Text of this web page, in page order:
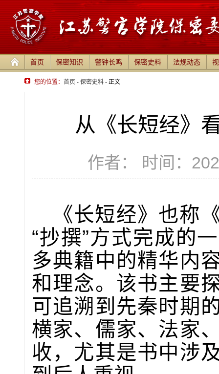
首页 保密知识 警钟长鸣 保密史料 法规动态
您的位置： 首页 - 保密史料 - 正文
从《长短经》
作者： 时间：
《长短经》也称
“抄撰”方式完成的
多典籍中的精华内
和理念。该书主要
可追溯到先秦时期
横家、儒家、法家
收，尤其是书中涉